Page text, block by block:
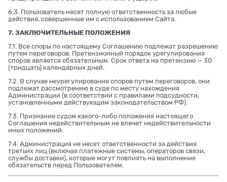
6.3. Пользователь несет полную ответственность за любые
действия, совершенные им с использованием Сайта.
7. ЗАКЛЮЧИТЕЛЬНЫЕ ПОЛОЖЕНИЯ
7.1. Все споры по настоящему Соглашению подлежат разрешению
путем переговоров. Претензионный порядок урегулирования
споров является обязательным. Срок ответа на претензию — 30
(тридцать) календарных дней.
7.2. В случае неурегулирования споров путем переговоров, они
подлежат рассмотрению в суде по месту нахождения
Администрации (в соответствии с правилами подсудности,
установленными действующим законодательством РФ).
7.3. Признание судом какого-либо положения настоящего
Соглашения недействительным не влечет недействительности
иных положений.
7.4. Администрация не несет ответственности за действия
третьих лиц (включая платежные системы, операторов связи,
службы доставки), которые могут повлиять на выполнение
обязательств перед Пользователем.